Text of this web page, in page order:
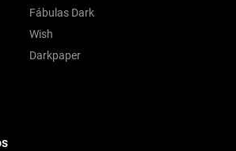
Fábulas Dark
Wish
Darkpaper